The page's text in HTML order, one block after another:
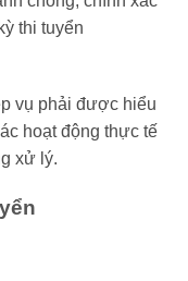
thi tuyển
vụ phải được hiểu
hoạt động thực tế
xử lý.